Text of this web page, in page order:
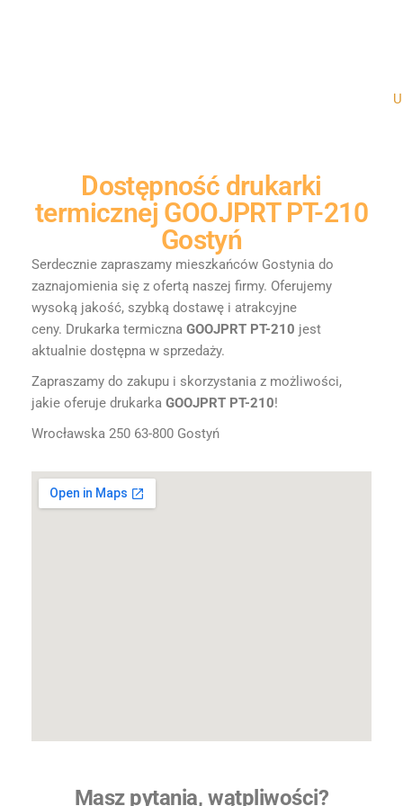
Dostępność drukarki
termicznej GOOJPRT PT-210
Gostyń
Serdecznie zapraszamy mieszkańców Gostynia do
zaznajomienia się z ofertą naszej firmy. Oferujemy
wysoką jakość, szybką dostawę i atrakcyjne
ceny. Drukarka termiczna GOOJPRT PT-210 jest
aktualnie dostępna w sprzedaży.
Zapraszamy do zakupu i skorzystania z możliwości,
jakie oferuje drukarka GOOJPRT PT-210!
Wrocławska 250 63-800 Gostyń
Masz pytania, wątpliwości?